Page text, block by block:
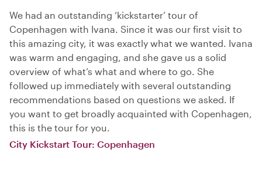
We had an outstanding ‘kickstarter’ tour of
Copenhagen with Ivana. Since it was our first visit to
this amazing city, it was exactly what we wanted. Ivana
was warm and engaging, and she gave us a solid
overview of what’s what and where to go. She
followed up immediately with several outstanding
recommendations based on questions we asked. If
you want to get broadly acquainted with Copenhagen,
this is the tour for you.
City Kickstart Tour: Copenhagen